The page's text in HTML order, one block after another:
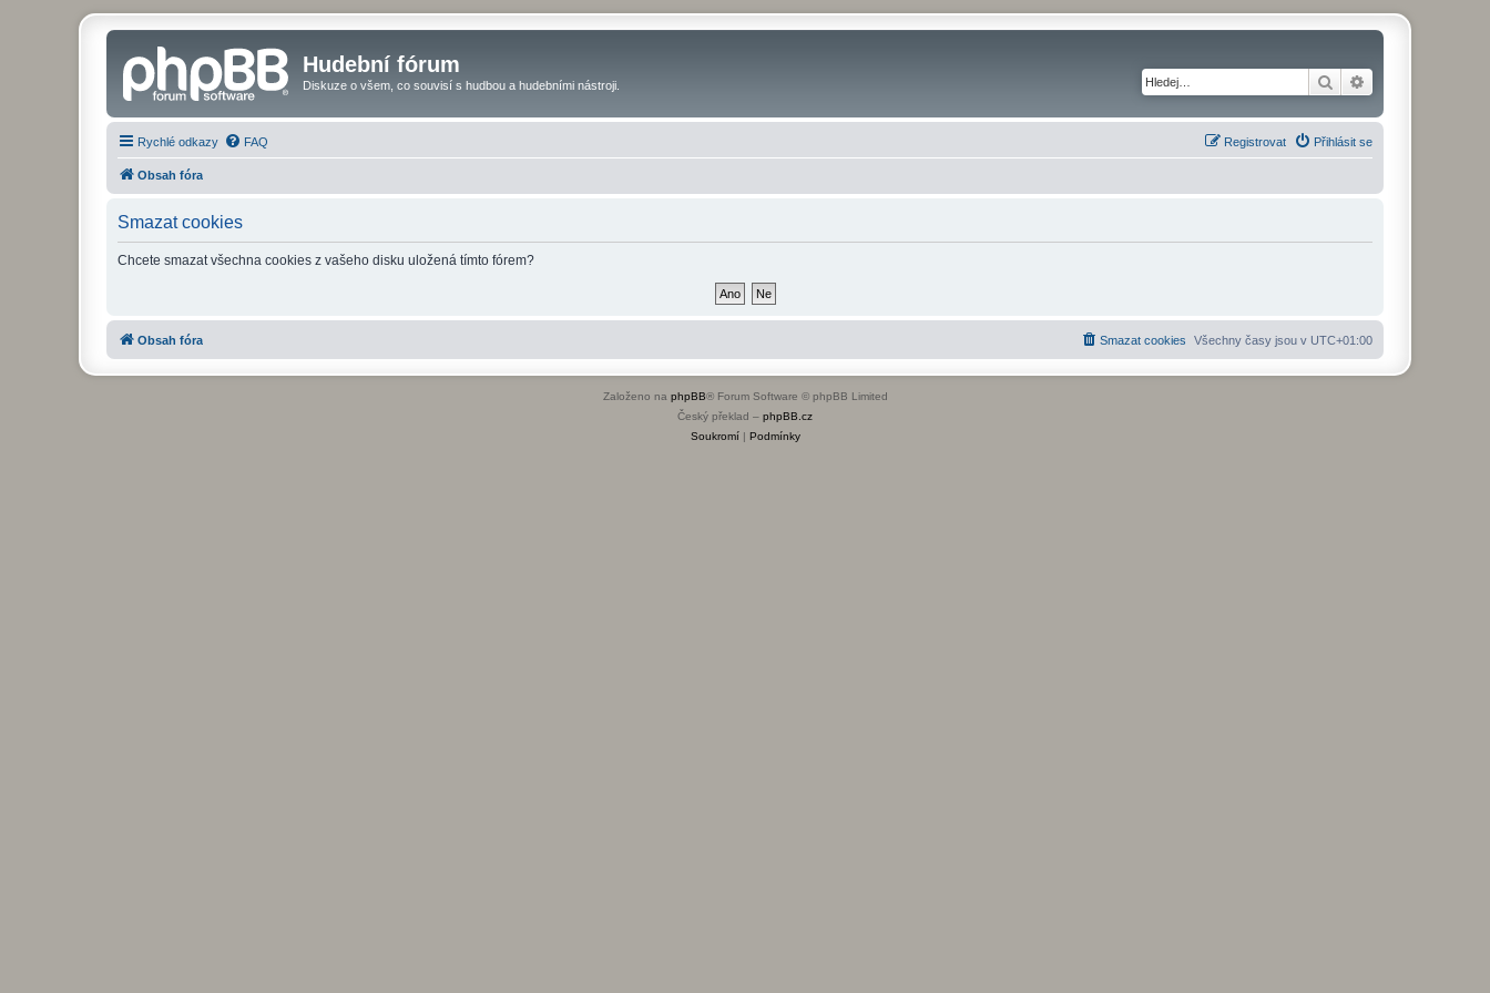
Hudební fórum
Diskuze o všem, co souvisí s hudbou a hudebními nástroji. Hledat
Rychlé odkazy FAQ Přihlásit se
Registrovat
Obsah fóra
Smazat cookies
Chcete smazat všechna cookies z vašeho disku uložená tímto fórem?
Obsah fóra Všechny časy jsou v UTC+01:00
Smazat cookies
Založeno na phpBB® Forum Software © phpBB Limited
Český překlad – phpBB.cz
Soukromí| Podmínky